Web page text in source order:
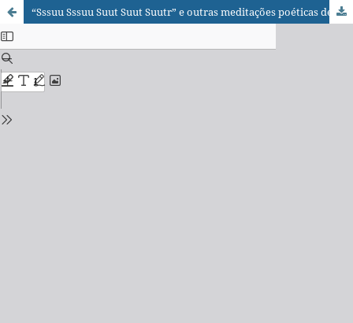
“Sssuu Sssuu Suut Suut Suutr” e outras meditações poéticas de Chögyam Trungpa Rinpoche